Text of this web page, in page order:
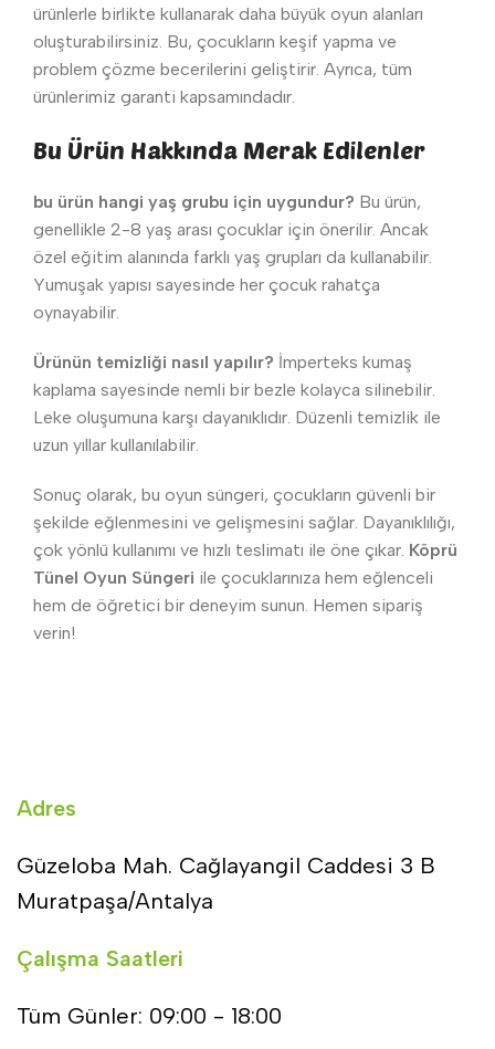
ürünlerle birlikte kullanarak daha büyük oyun alanları
oluşturabilirsiniz. Bu, çocukların keşif yapma ve
problem çözme becerilerini geliştirir. Ayrıca, tüm
ürünlerimiz garanti kapsamındadır.
Bu Ürün Hakkında Merak Edilenler
bu ürün hangi yaş grubu için uygundur? Bu ürün,
genellikle 2-8 yaş arası çocuklar için önerilir. Ancak
özel eğitim alanında farklı yaş grupları da kullanabilir.
Yumuşak yapısı sayesinde her çocuk rahatça
oynayabilir.
Ürünün temizliği nasıl yapılır? İmperteks kumaş
kaplama sayesinde nemli bir bezle kolayca silinebilir.
Leke oluşumuna karşı dayanıklıdır. Düzenli temizlik ile
uzun yıllar kullanılabilir.
Sonuç olarak, bu oyun süngeri, çocukların güvenli bir
şekilde eğlenmesini ve gelişmesini sağlar. Dayanıklılığı,
çok yönlü kullanımı ve hızlı teslimatı ile öne çıkar. Köprü
Tünel Oyun Süngeri ile çocuklarınıza hem eğlenceli
hem de öğretici bir deneyim sunun. Hemen sipariş
verin!
Adres
Güzeloba Mah. Cağlayangil Caddesi 3 B
Muratpaşa/Antalya
Çalışma Saatleri
Tüm Günler: 09:00 - 18:00